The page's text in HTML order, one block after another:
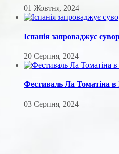
01 Жовтня, 2024
Іспанія запроваджує
20 Серпня, 2024
Фестиваль Ла Томатіна в
03 Серпня, 2024